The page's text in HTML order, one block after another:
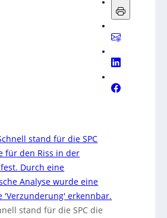
stand für die SPC die